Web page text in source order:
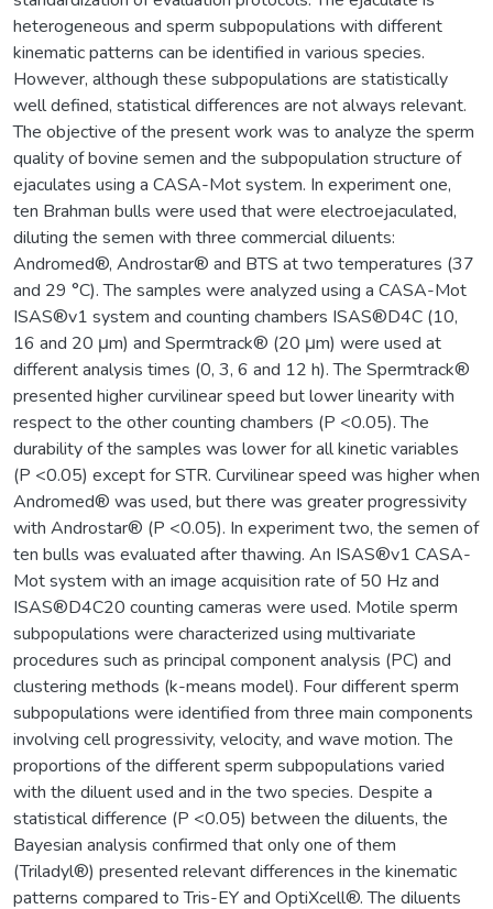
heterogeneous and sperm subpopulations with different
kinematic patterns can be identified in various species.
However, although these subpopulations are statistically
well defined, statistical differences are not always relevant.
The objective of the present work was to analyze the sperm
quality of bovine semen and the subpopulation structure of
ejaculates using a CASA-Mot system. In experiment one,
ten Brahman bulls were used that were electroejaculated,
diluting the semen with three commercial diluents:
Andromed®, Androstar® and BTS at two temperatures (37
and 29 °C). The samples were analyzed using a CASA-Mot
ISAS®v1 system and counting chambers ISAS®D4C (10,
16 and 20 μm) and Spermtrack® (20 μm) were used at
different analysis times (0, 3, 6 and 12 h). The Spermtrack®
presented higher curvilinear speed but lower linearity with
respect to the other counting chambers (P <0.05). The
durability of the samples was lower for all kinetic variables
(P <0.05) except for STR. Curvilinear speed was higher when
Andromed® was used, but there was greater progressivity
with Androstar® (P <0.05). In experiment two, the semen of
ten bulls was evaluated after thawing. An ISAS®v1 CASA-
Mot system with an image acquisition rate of 50 Hz and
ISAS®D4C20 counting cameras were used. Motile sperm
subpopulations were characterized using multivariate
procedures such as principal component analysis (PC) and
clustering methods (k-means model). Four different sperm
subpopulations were identified from three main components
involving cell progressivity, velocity, and wave motion. The
proportions of the different sperm subpopulations varied
with the diluent used and in the two species. Despite a
statistical difference (P <0.05) between the diluents, the
Bayesian analysis confirmed that only one of them
(Triladyl®) presented relevant differences in the kinematic
patterns compared to Tris-EY and OptiXcell®. The diluents